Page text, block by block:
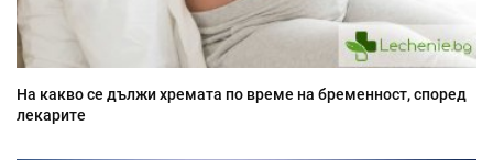
На какво се дължи хремата по време на бременност, според
лекарите